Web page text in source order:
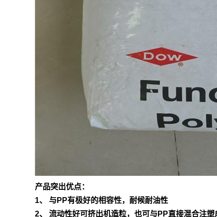
产品突出优点：
1、 与PP有极好的相容性，耐候耐油性
2、 流动性好可挤出机造粒，也可与PP直接混合注塑